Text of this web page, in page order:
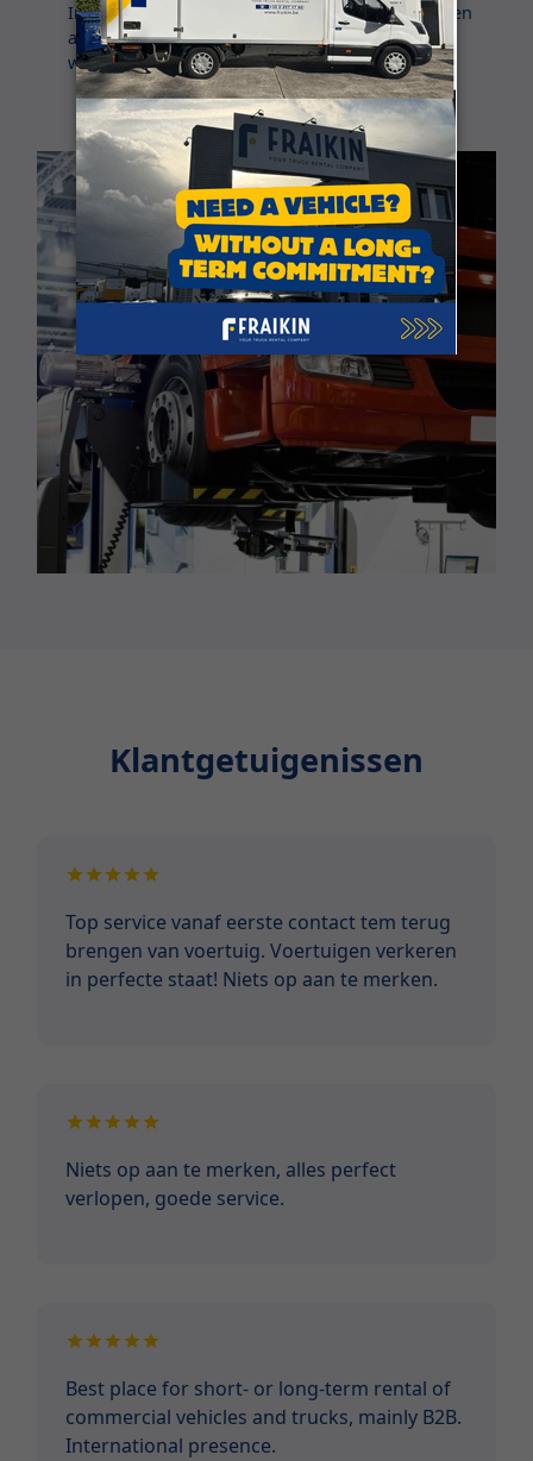
In het geval van panne krijgt u een vervangwagen
aangeboden. We zijn 24/7 bereikbaar voor
wanneer het noodlot toeslaat.
Klantgetuigenissen
Top service vanaf eerste contact tem terug
brengen van voertuig. Voertuigen verkeren
in perfecte staat! Niets op aan te merken.
Niets op aan te merken, alles perfect
verlopen, goede service.
Best place for short- or long-term rental of
commercial vehicles and trucks, mainly B2B.
International presence.